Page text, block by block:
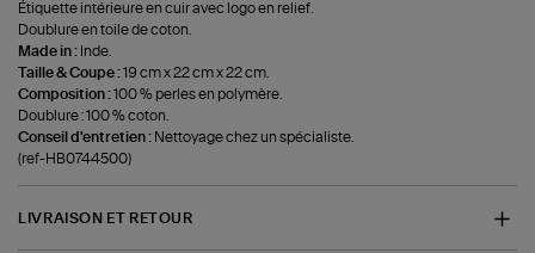
Étiquette intérieure en cuir avec logo en relief.
Doublure en toile de coton.
Made in : Inde.
Taille & Coupe :19 cm x 22 cm x 22 cm.
Composition :100 % perles en polymère.
Doublure : 100 % coton.
Conseil d'entretien : Nettoyage chez un spécialiste.
(ref-HB0744500)
LIVRAISON ET RETOUR